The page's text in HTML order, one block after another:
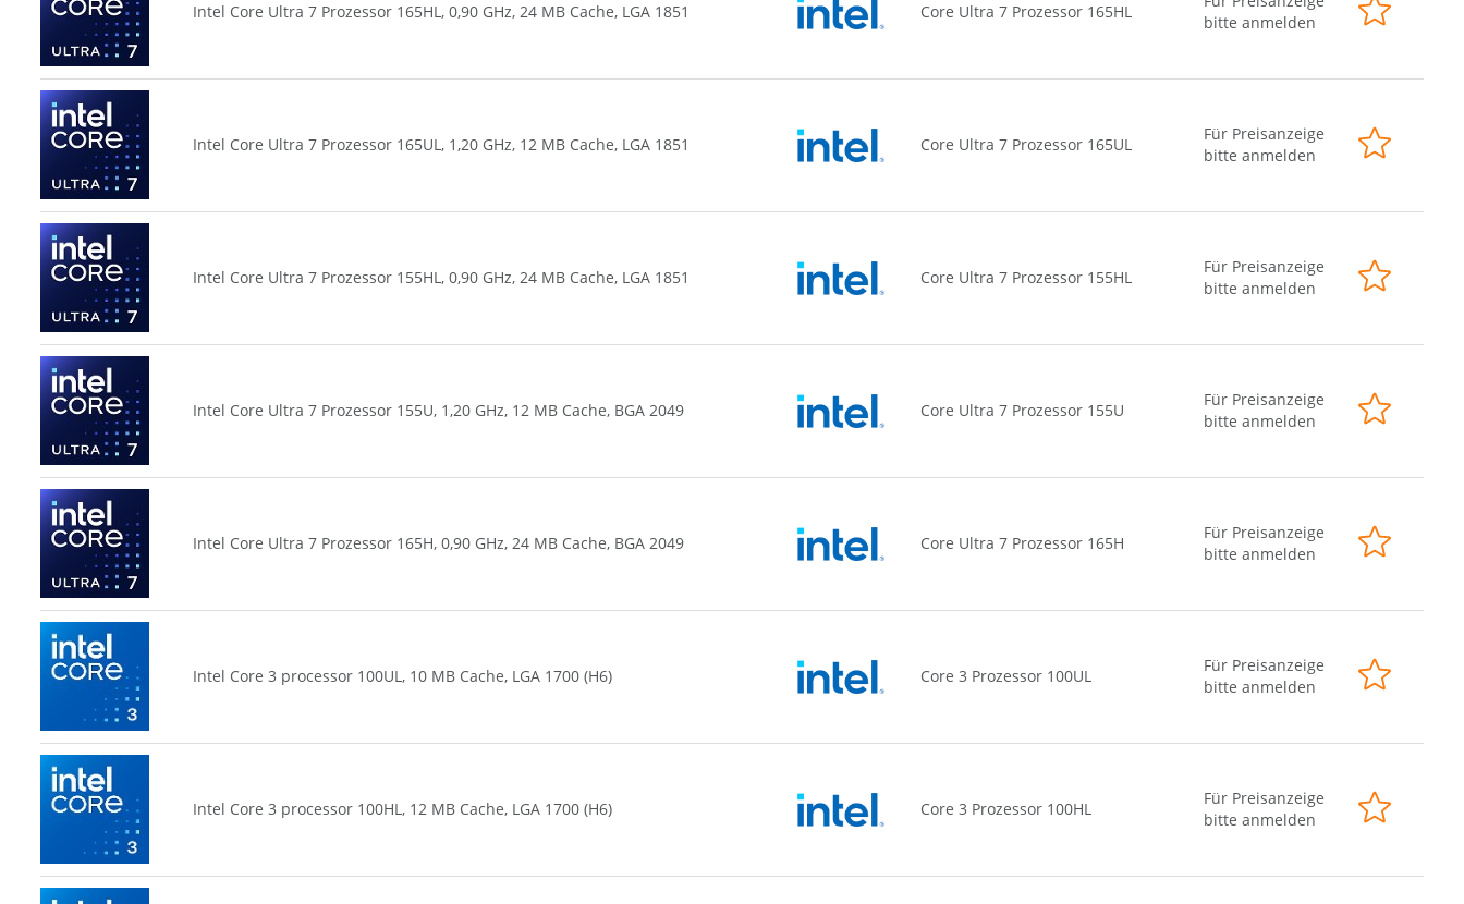
Intel Core Ultra 7 Prozessor 165HL, 0,90 GHz, 24 MB Cache, LGA 1851 Core Ultra 7 Prozessor 165HL
bitte anmelden
Intel Core Ultra 7 Prozessor 165UL, 1,20 GHz, 12 MB Cache, LGA 1851 Core Ultra 7 Prozessor 165UL
Für Preisanzeige
bitte anmelden
Intel Core Ultra 7 Prozessor 155HL, 0,90 GHz, 24 MB Cache, LGA 1851 Core Ultra 7 Prozessor 155HL
Für Preisanzeige
bitte anmelden
Intel Core Ultra 7 Prozessor 155U, 1,20 GHz, 12 MB Cache, BGA 2049 Core Ultra 7 Prozessor 155U
Für Preisanzeige
bitte anmelden
Intel Core Ultra 7 Prozessor 165H, 0,90 GHz, 24 MB Cache, BGA 2049 Core Ultra 7 Prozessor 165H
Für Preisanzeige
bitte anmelden
Intel Core 3 processor 100UL, 10 MB Cache, LGA 1700 (H6) Core 3 Prozessor 100UL
Für Preisanzeige
bitte anmelden
Intel Core 3 processor 100HL, 12 MB Cache, LGA 1700 (H6) Core 3 Prozessor 100HL
Für Preisanzeige
bitte anmelden